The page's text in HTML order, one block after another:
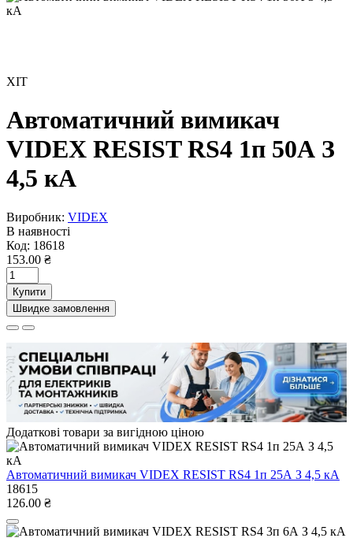
ХІТ
Автоматичний вимикач
VIDEX RESIST RS4 1п 50А З
4,5 кА
Виробник: VIDEX
В наявності
Код: 18618
153.00 ₴
Купити
Швидке замовлення
Додаткові товари за вигідною ціною
Автоматичний вимикач VIDEX RESIST RS4 1п 25А З 4,5 кА
18615
126.00 ₴